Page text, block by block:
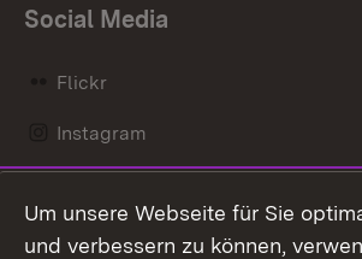
Social Media
Flickr
Instagram
Mastodon
Um unsere Webseite für Sie
und verbessern zu können,